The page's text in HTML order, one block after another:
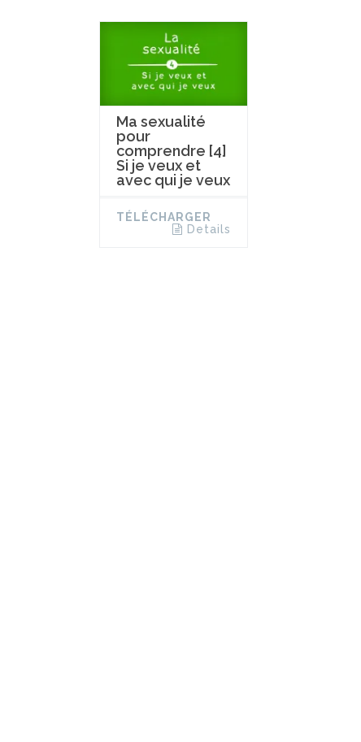
Ma sexualité
pour
comprendre [4]
Si je veux et
avec qui je veux
TÉLÉCHARGER
Details